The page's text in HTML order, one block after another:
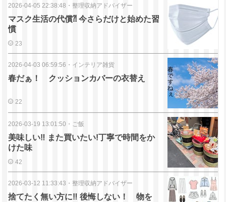
2026-04-05 22:38:48 ・ 整理収納アドバイザー
マスク生活の代償⁈ 今さらだけと始めた習
慣
23
2026-04-03 06:59:56 ・ インテリア雑貨
春だぁ！ クッションカバーの衣替え
22
2026-03-19 13:01:50 ・ ご飯
美味しい‼️ また買いたい!丁寧で時間をか
けた味
42
2026-03-12 11:33:43 ・ 整理収納アドバイザー
捨てたく無い方に‼️ 後悔しない！ 物を